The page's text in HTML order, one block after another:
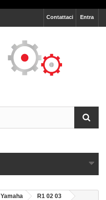
Entra
Contattaci
Yamaha
R1 02 03